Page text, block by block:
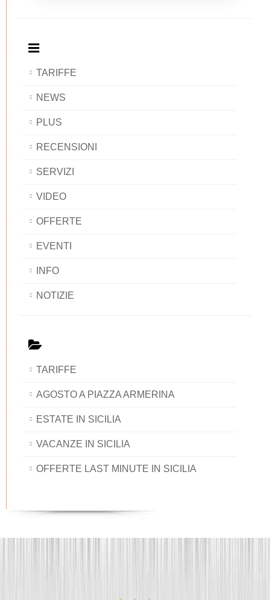
TARIFFE
NEWS
PLUS
RECENSIONI
SERVIZI
VIDEO
OFFERTE
EVENTI
INFO
NOTIZIE
TARIFFE
AGOSTO A PIAZZA ARMERINA
ESTATE IN SICILIA
VACANZE IN SICILIA
OFFERTE LAST MINUTE IN SICILIA